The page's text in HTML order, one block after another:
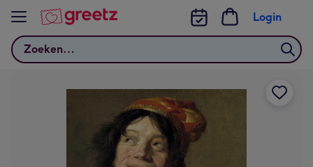
Bekijk meer
Zoeken
Login